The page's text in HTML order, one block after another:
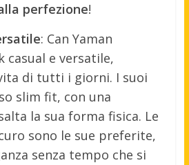
perfezione!
: Can Yaman
casual e versatile,
di tutti i giorni. I suoi
slim fit, con una
la sua forma fisica. Le
sono le sue preferite,
senza tempo che si